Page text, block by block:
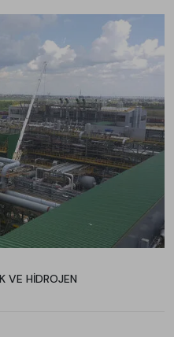
VE HİDROJEN